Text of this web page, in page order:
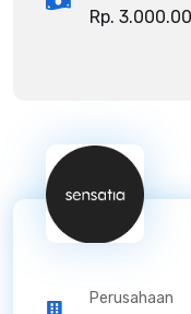
Rp.
Perusahaan